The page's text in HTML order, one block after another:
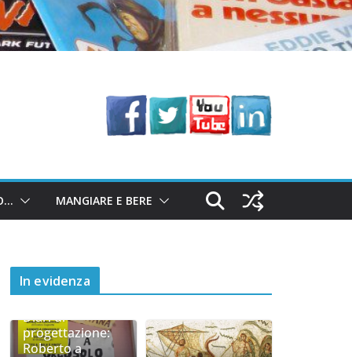
MANGIARE E BERE
In evidenza
Diari di
progettazione:
Roberto a